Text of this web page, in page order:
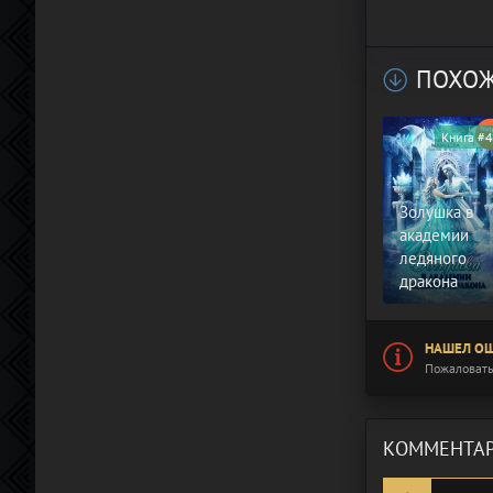
Золушка в
академии
ледяного
дракона
Книга #4
НАШЕЛ